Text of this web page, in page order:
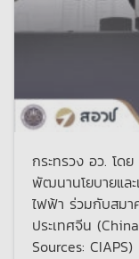
กระทรวง อว. โด
พัฒนานโยบายแล
ไฟฟ้า ร่วมกับสมา
ประเทศจีน
Sources: CIAPS)